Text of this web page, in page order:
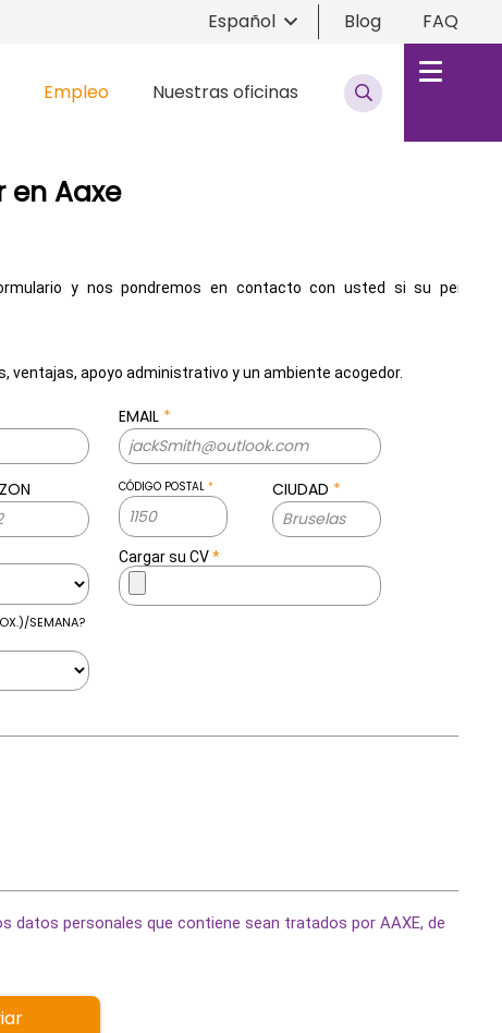
Español Blog FAQ
Empleo Nuestras oficinas